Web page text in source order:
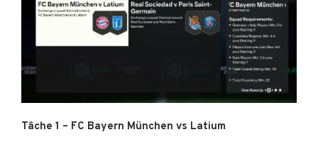
Tâche 1 – FC Bayern München vs Latium